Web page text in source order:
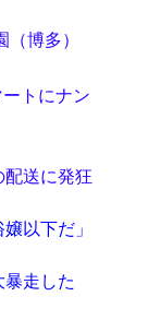
博多）
トにナン
配送に発狂
以下だ」
走した